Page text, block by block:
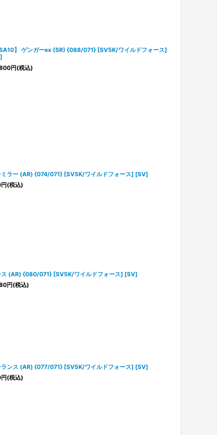
】 ゲンガーex (SR) {088/071} [SV5K/ワイルドフォース]
円(税込)
ミラー (AR) {074/071} [SV5K/ワイルドフォース] [SV]
円(税込)
ス (AR) {080/071} [SV5K/ワイルドフォース] [SV]
円(税込)
ランス (AR) {077/071} [SV5K/ワイルドフォース] [SV]
円(税込)